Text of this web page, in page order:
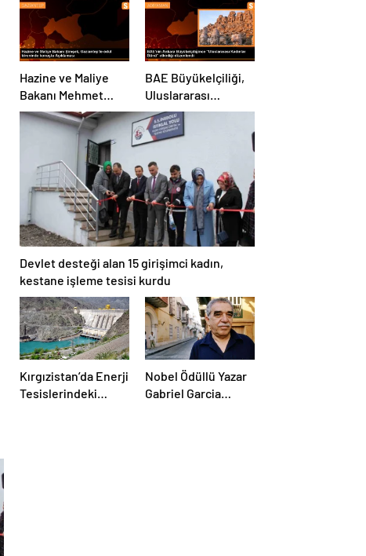
Hazine ve Maliye
Bakanı Mehmet
Şimşek, zorunlu
afet sigortasının
genişletmeyi
düşündüklerini
açıkladı
BAE Büyükelçiliği,
Uluslararası
Kadınlar Günü
etkinliği düzenledi
Devlet desteği alan 15 girişimci kadın,
kestane işleme tesisi kurdu
Kırgızistan’da Enerji
Tesislerindeki
Nobel Ödüllü Yazar
Gabriel Garcia